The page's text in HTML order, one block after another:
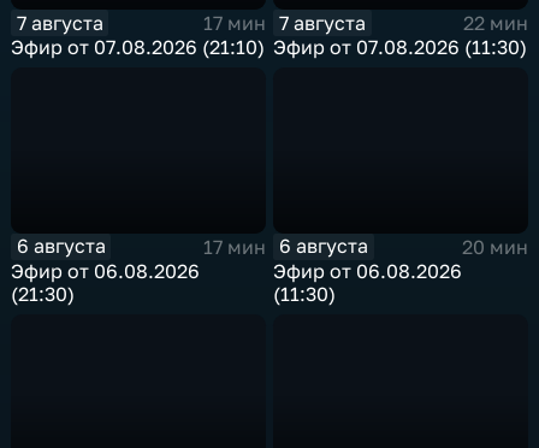
7 августа
17 мин
Эфир от 07.08.2026 (21:10)
7 августа
22 мин
Эфир от 07.08.2026 (11:30)
6 августа
17 мин
Эфир от 06.08.2026
(21:30)
6 августа
20 мин
Эфир от 06.08.2026
(11:30)